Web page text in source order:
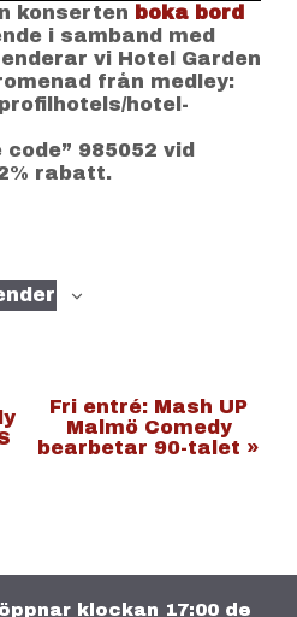
konserten boka bord
i samband med
vi Hotel Garden
från medley:
hotel-
985052 vid
rabatt.
Fri entré: Mash UP
Malmö Comedy
bearbetar 90-talet »
klockan 17:00 de